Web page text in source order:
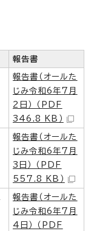
報告書
報告書（オールた
じみ令和6年7月
2日） （PDF
346.8 KB）
報告書（オールた
じみ令和6年7月
3日） （PDF
557.8 KB）
報告書（オールた
じみ令和6年7月
4日） （PDF